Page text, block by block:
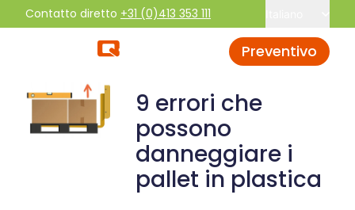
Contatto diretto +31 (0)413 353 111
Preventivo
9 errori che
possono
danneggiare i
pallet in plastica